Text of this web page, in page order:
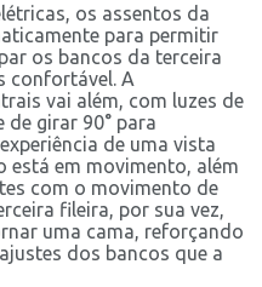
os assentos da
para permitir
os bancos da terceira
confortável. A
vai além, com luzes de
girar 90° para
de uma vista
está em movimento, além
com o movimento de
fileira, por sua vez,
uma cama, reforçando
dos bancos que a